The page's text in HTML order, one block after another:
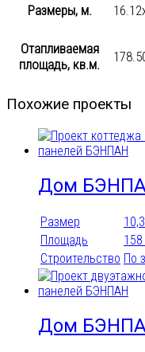
Размеры, м.
Отапливаемая
площадь, кв.м.
Похожие проекты
Дом
Размер
Площадь
Строительство По
Дом